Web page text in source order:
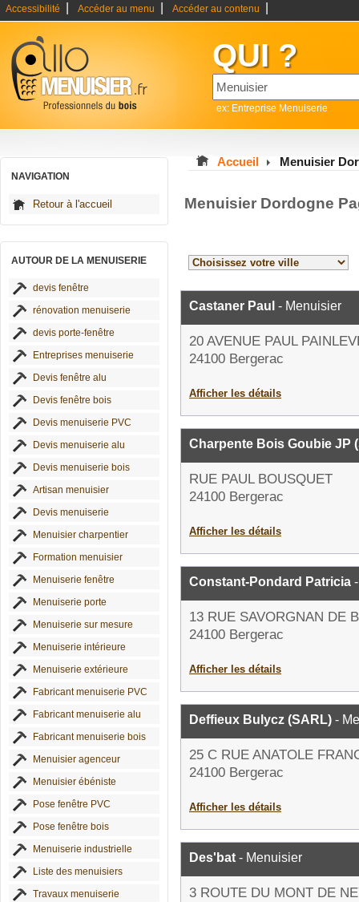
Accessibilité Accéder au menu Accéder au contenu
QUI ?
ex: Entreprise Menuiserie
NAVIGATION
Retour à l'accueil
AUTOUR DE LA MENUISERIE
devis fenêtre
rénovation menuiserie
devis porte-fenêtre
Entreprises menuiserie
Devis fenêtre alu
Devis fenêtre bois
Devis menuiserie PVC
Devis menuiserie alu
Devis menuiserie bois
Artisan menuisier
Devis menuiserie
Menuisier charpentier
Formation menuisier
Menuiserie fenêtre
Menuiserie porte
Menuiserie sur mesure
Menuiserie intérieure
Menuiserie extérieure
Fabricant menuiserie PVC
Fabricant menuiserie alu
Fabricant menuiserie bois
Menuisier agenceur
Menuisier ébéniste
Pose fenêtre PVC
Pose fenêtre bois
Menuiserie industrielle
Liste des menuisiers
Travaux menuiserie
Accueil Menuisier
Menuisier Dordogne
Castaner Paul - Menuisier
20 AVENUE PAUL
24100 Bergerac
Afficher les détails
Charpente Bois Goubie JP
RUE PAUL BOUSQUET
24100 Bergerac
Afficher les détails
Constant-Pondard Patricia
13 RUE SAVORGNAN DE
24100 Bergerac
Afficher les détails
Deffieux Bulycz (SARL) -
25 C RUE ANATOLE
24100 Bergerac
Afficher les détails
Des'bat - Menuisier
3 ROUTE DU MONT DE